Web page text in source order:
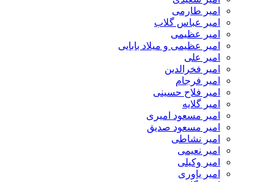
امیر طارمی
امیر عباس گلاب
امیر عظیمی
امیر عظیمی و میلاد بابایی
امیر علی
امیر فخرالدین
امیر فرجام
امیر فلاح حسینی
امیر گلایه
امیر مسعود امیری
امیر مسعود صدیق
امیر نشاطی
امیر نعیمی
امیر وکیلی
امیر یاوری